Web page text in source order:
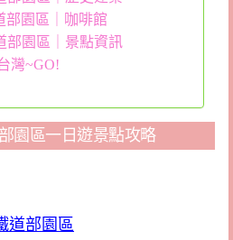
部園區｜咖啡館
部園區｜景點資訊
灣~GO!
園區一日遊景點攻略
道部園區